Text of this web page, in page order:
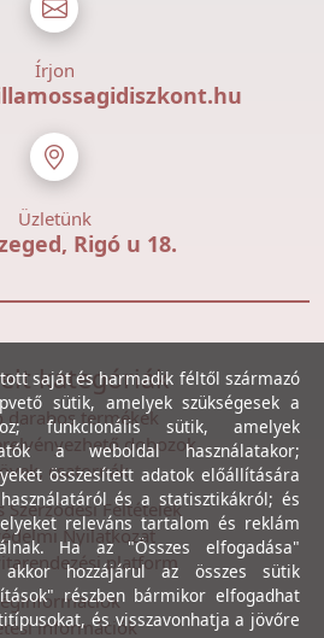
Írjon
Üzletünk
Rigó u 18.
kategóriák
darabos termékek
dobozok
csatornák
Szerződési Feltételek
Nyilatkozat
platform
információk
saját és harmadik féltől származó
sütik, amelyek szükségesek a
funkcionális sütik, amelyek
a weboldal használatakor;
összesített adatok előállítására
és a statisztikákról; és
releváns tartalom és reklám
Ha az "Összes elfogadása"
akkor hozzájárul az összes sütik
részben bármikor elfogadhat
és visszavonhatja a jövőre